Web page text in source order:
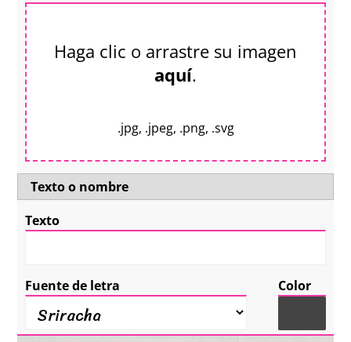
Haga clic o arrastre su imagen
aquí.
.jpg, .jpeg, .png, .svg
Texto o nombre
Texto
Fuente de letra Color